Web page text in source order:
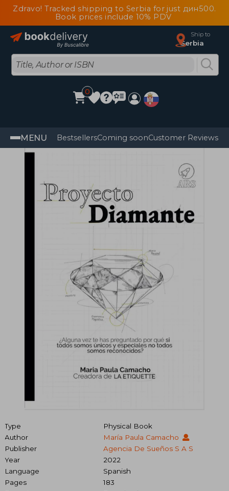
Zdravo! Tracked shipping to Serbia for just дин500.
Book prices include 10% PDV
Ship to
Serbia
0
MENU BestsellersComing soonCustomer Reviews
Type
Physical Book
Author
María Paula Camacho
Publisher
Agencia De Sueños S A S
Year
2022
Language
Spanish
Pages
183